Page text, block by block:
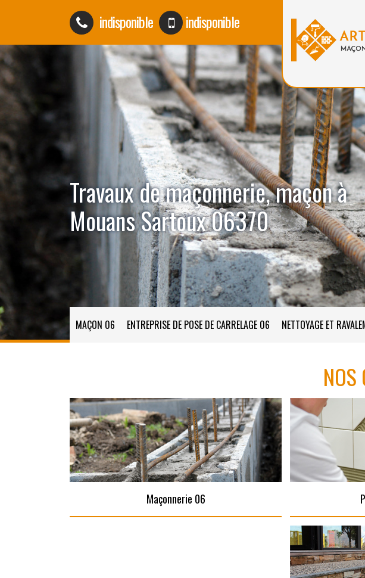
indisponible indisponible
Travaux de maçonnerie, maçon à
Mouans Sartoux 06370
MAÇON 06 ENTREPRISE DE POSE DE CARRELAGE 06 NETTOYAGE ET
NOS
Maçonnerie 06